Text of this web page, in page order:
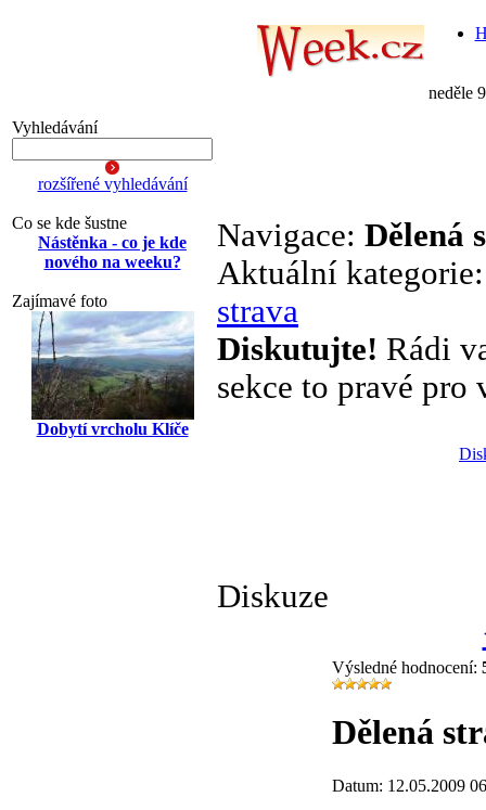
neděle
Vyhledávání
rozšířené vyhledávání
Co se kde šustne
Nástěnka - co je kde
nového na weeku?
Zajímavé foto
Dobytí vrcholu Klíče
Navigace: Dělená
Aktuální
strava
Diskutujte! Rádi
sekce to pravé pro
Diskuze
Výsledné hodnocení:
Dělená
Datum: 12.05.2009